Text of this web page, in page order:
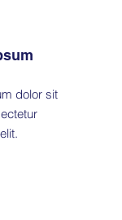
dolor sit